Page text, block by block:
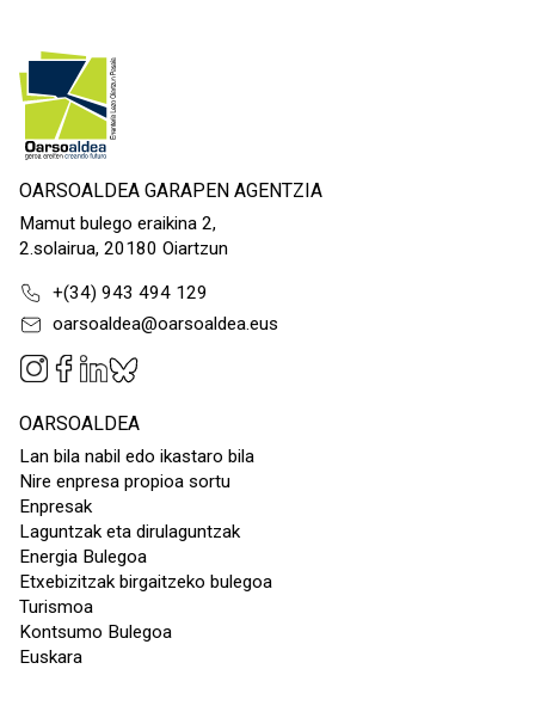
OARSOALDEA GARAPEN AGENTZIA
Mamut bulego eraikina 2,
2.solairua, 20180 Oiartzun
+(34) 943 494 129
oarsoaldea@oarsoaldea.eus
OARSOALDEA
Lan bila nabil edo ikastaro bila
Nire enpresa propioa sortu
Enpresak
Laguntzak eta dirulaguntzak
Energia Bulegoa
Etxebizitzak birgaitzeko bulegoa
Turismoa
Kontsumo Bulegoa
Euskara